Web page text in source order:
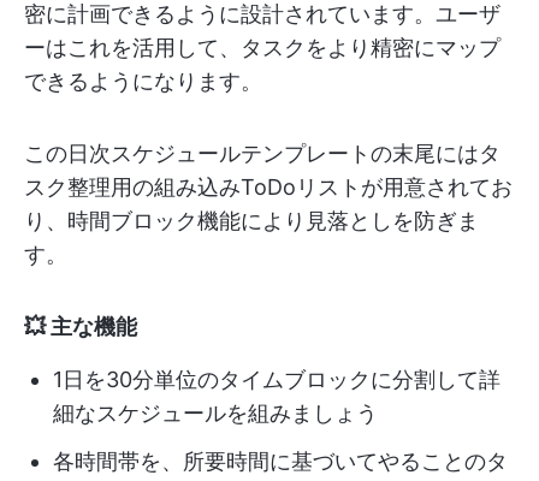
密に計画できるように設計されています。ユーザ
ーはこれを活用して、タスクをより精密にマップ
できるようになります。
この日次スケジュールテンプレートの末尾にはタ
スク整理用の組み込みToDoリストが用意されてお
り、時間ブロック機能により見落としを防ぎま
す。
💥 主な機能
1日を30分単位のタイムブロックに分割して詳
細なスケジュールを組みましょう
各時間帯を、所要時間に基づいてやることのタ